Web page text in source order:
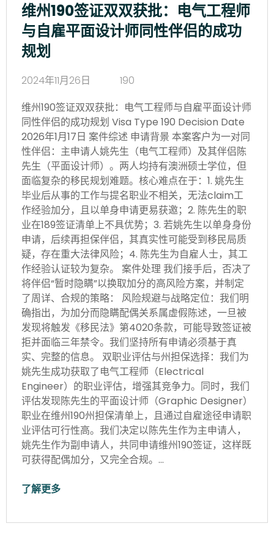
维州190签证双双获批：电气工程师
与自雇平面设计师同性伴侣的成功
规划
2024年11月26日
190
维州190签证双双获批：电气工程师与自雇平面设计师
同性伴侣的成功规划 Visa Type 190 Decision Date
2026年1月17日 案件综述 申请背景 本案客户为一对同
性伴侣：主申请人姚先生（电气工程师）及其伴侣陈
先生（平面设计师）。两人均持有澳洲硕士学位，但
面临复杂的移民规划难题。核心难点在于：1. 姚先生
毕业后从事的工作与提名职业不相关，无法claim工
作经验加分，且以单身申请更易获邀；2. 陈先生的职
业在189签证清单上不具优势；3. 若姚先生以单身身份
申请，后续再担保伴侣，其真实性可能受到移民局质
疑，存在重大法律风险；4. 陈先生为自雇人士，其工
作经验认证较为复杂。 案件处理 我们接手后，否决了
将伴侣“暂时隐瞒”以换取加分的高风险方案，并制定
了周详、合规的策略： 风险规避与战略定位：我们明
确指出，为加分而隐瞒配偶关系属虚假陈述，一旦被
发现将触发《移民法》第4020条款，可能导致签证被
拒并面临三年禁令。我们坚持所有申请必须基于真
实、完整的信息。 双职业评估与州担保选择：我们为
姚先生成功获取了电气工程师（Electrical
Engineer）的职业评估，增强其竞争力。同时，我们
评估发现陈先生的平面设计师（Graphic Designer）
职业在维州190州担保清单上，且通过自雇途径申请职
业评估可行性高。我们决定以陈先生作为主申请人，
姚先生作为副申请人，共同申请维州190签证，这样既
可获得配偶加分，又完全合规。…
了解更多